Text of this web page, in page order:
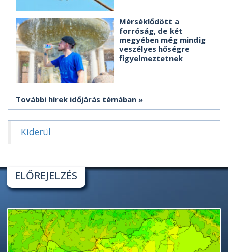
Mérséklődött a
forróság, de két
megyében még mindig
veszélyes hőségre
figyelmeztetnek
További hírek időjárás témában
Kiderül
ELŐREJELZÉS